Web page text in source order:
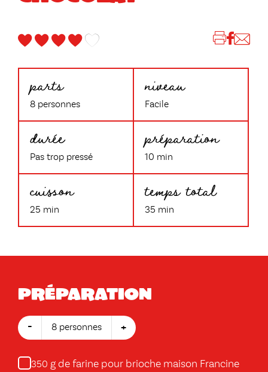
parts
8 personnes
niveau
Facile
durée
Pas trop pressé
préparation
10 min
cuisson
25 min
temps total
35 min
Préparation
- 8 personnes +
350 g de farine pour brioche maison Francine